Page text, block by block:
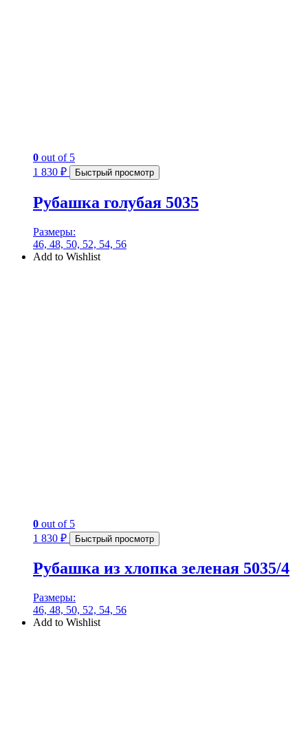
0 out of 5
1 830 ₽ Быстрый просмотр
Рубашка голубая 5035
Размеры:
46, 48, 50, 52, 54, 56
Add to Wishlist
0 out of 5
1 830 ₽ Быстрый просмотр
Рубашка из хлопка зеленая 5035/4
Размеры:
46, 48, 50, 52, 54, 56
Add to Wishlist